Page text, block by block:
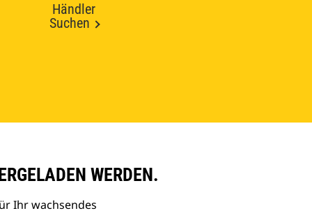
Händler
Suchen
WERDEN.
Ihr wachsendes